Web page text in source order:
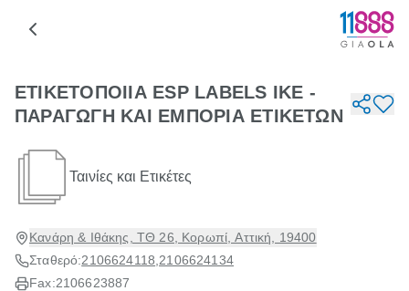
ΕΤΙΚΕΤΟΠΟΙΙΑ ESP LABELS IKE -
ΠΑΡΑΓΩΓΗ ΚΑΙ ΕΜΠΟΡΙΑ ΕΤΙΚΕΤΩΝ
Ταινίες και Ετικέτες
Κανάρη & Ιθάκης, ΤΘ 26, Κορωπί, Αττική, 19400
Σταθερό:2106624118 2106624134
Fax:2106623887